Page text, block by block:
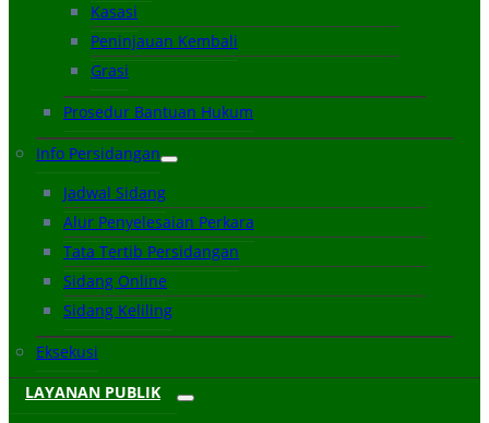
Kasasi
Peninjauan Kembali
Grasi
Prosedur Bantuan Hukum
Info Persidangan
Jadwal Sidang
Alur Penyelesaian Perkara
Tata Tertib Persidangan
Sidang Online
Sidang Keliling
Eksekusi
LAYANAN PUBLIK